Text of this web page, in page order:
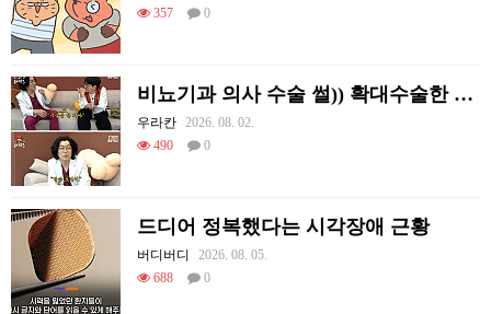
357
0
비뇨기과 의사 수술 썰)) 확대수술한 여러 셀럽들
우라칸 2026. 08. 02.
490
0
드디어 정복했다는 시각장애 근황
버디버디
2026. 08. 05.
688
0